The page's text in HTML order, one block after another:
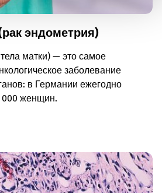
эндометрия)
матки) — это самое
заболевание
в Германии ежегодно
000 женщин.